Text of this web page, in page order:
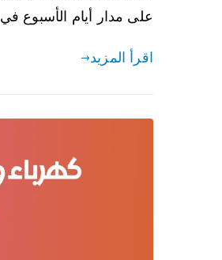
على مدار أيام الأسبوع
اقرأ المزيد